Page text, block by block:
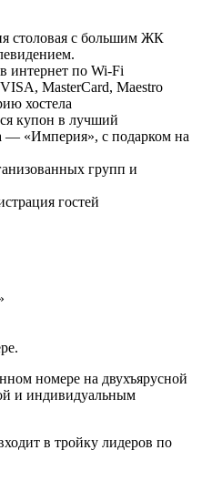
столовая с большим ЖК
интернет по Wi-Fi
MasterCard, Maestro
хостела
купон в лучший
— «Империя», с подарком на
групп и
гостей
номере на двухъярусной
и индивидуальным
в тройку лидеров по